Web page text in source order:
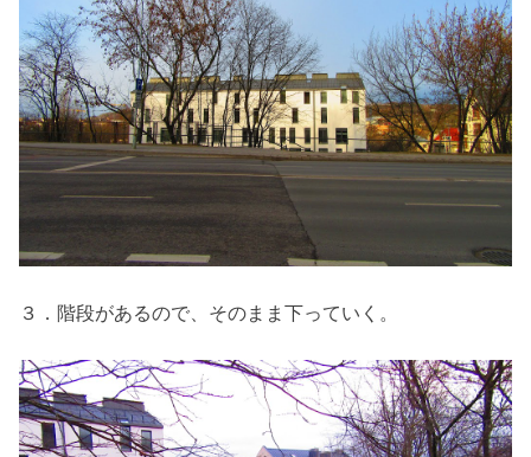
３．階段があるので、そのまま下っていく。